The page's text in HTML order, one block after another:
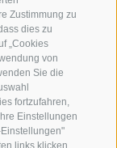
Zustimmung zu
dies zu
„Cookies
von
Sie die
fortzufahren,
Einstellungen
links klicken.